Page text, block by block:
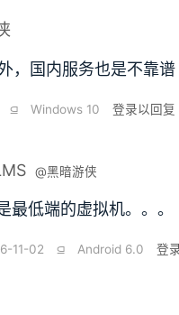
，国内服务也是不靠谱
⫑ Windows 10 登录以回复
@黑暗游侠
最低端的虚拟机。。。
11-02 ⫑ Android 6.0 登